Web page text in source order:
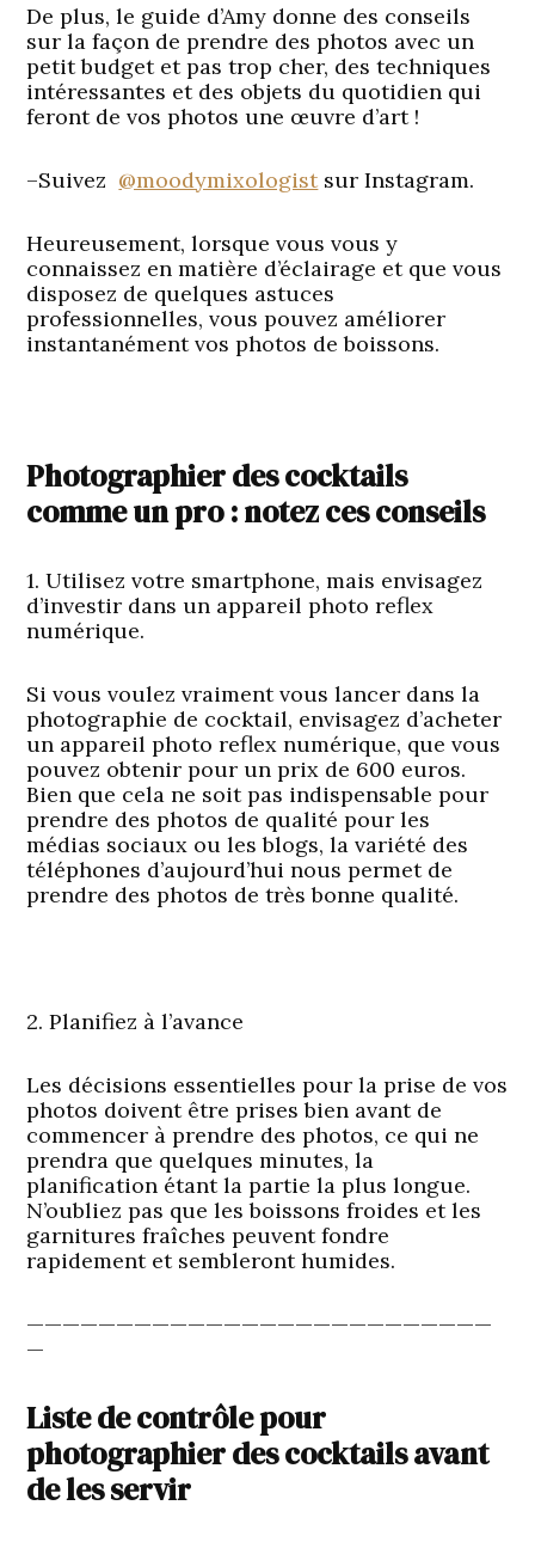
De plus, le guide d’Amy donne des conseils
sur la façon de prendre des photos avec un
petit budget et pas trop cher, des techniques
intéressantes et des objets du quotidien qui
feront de vos photos une œuvre d’art !
–Suivez @moodymixologistsur Instagram.
Heureusement, lorsque vous vous y
connaissez en matière d’éclairage et que vous
disposez de quelques astuces
professionnelles, vous pouvez améliorer
instantanément vos photos de boissons.
Photographier des cocktails
comme un pro : notez ces conseils
1. Utilisez votre smartphone, mais envisagez
d’investir dans un appareil photo reflex
numérique.
Si vous voulez vraiment vous lancer dans la
photographie de cocktail, envisagez d’acheter
un appareil photo reflex numérique, que vous
pouvez obtenir pour un prix de 600 euros.
Bien que cela ne soit pas indispensable pour
prendre des photos de qualité pour les
médias sociaux ou les blogs, la variété des
téléphones d’aujourd’hui nous permet de
prendre des photos de très bonne qualité.
2. Planifiez à l’avance
Les décisions essentielles pour la prise de vos
photos doivent être prises bien avant de
commencer à prendre des photos, ce qui ne
prendra que quelques minutes, la
planification étant la partie la plus longue.
N’oubliez pas que les boissons froides et les
garnitures fraîches peuvent fondre
rapidement et sembleront humides.
——————————————————————————
—
Liste de contrôle pour
photographier des cocktails avant
de les servir